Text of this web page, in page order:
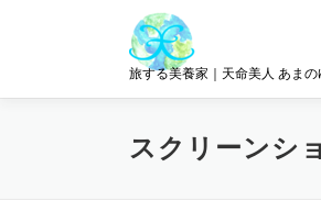
旅する美養家｜天命美人 あまの
スクリーンシ